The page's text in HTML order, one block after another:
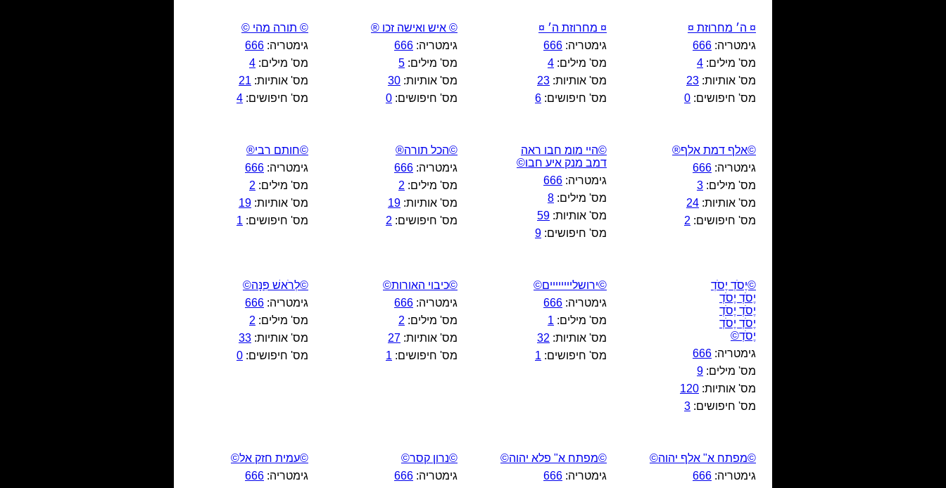
¤ ה׳ מחרוזת ¤
גימטריה: 666
מס' מילים: 4
מס' אותיות: 23
מס' חיפושים: 0
¤ מחרוזת ה׳ ¤
גימטריה: 666
מס' מילים: 4
מס' אותיות: 23
מס' חיפושים: 6
© איש ואישה זכו ®
גימטריה: 666
מס' מילים: 5
מס' אותיות: 30
מס' חיפושים: 0
© תורה מהי ©
גימטריה: 666
מס' מילים: 4
מס' אותיות: 21
מס' חיפושים: 4
©אלף דמת אלף®
גימטריה: 666
מס' מילים: 3
מס' אותיות: 24
מס' חיפושים: 2
©היי מומ חבו ראה
דמב מנק איע חבו©
גימטריה: 666
מס' מילים: 8
מס' אותיות: 59
מס' חיפושים: 9
©הכל תורה®
גימטריה: 666
מס' מילים: 2
מס' אותיות: 19
מס' חיפושים: 2
©חותם רבי®
גימטריה: 666
מס' מילים: 2
מס' אותיות: 19
מס' חיפושים: 1
©יֶסֹדְ יֶסֹדְ
יֶסֹדְ יֶסֹדְ
יֶסֹדְ יֶסֹדְ
יֶסֹדְ יֶסֹדְ
יֶסֹדְ©
גימטריה: 666
מס' מילים: 9
מס' אותיות: 120
מס' חיפושים: 3
©ירושליייייייים©
גימטריה: 666
מס' מילים: 1
מס' אותיות: 32
מס' חיפושים: 1
©כיבוי האורות©
גימטריה: 666
מס' מילים: 2
מס' אותיות: 27
מס' חיפושים: 1
©לְרֹאשׁ פִּנָּה©
גימטריה: 666
מס' מילים: 2
מס' אותיות: 33
מס' חיפושים: 0
©מפתח א" אלף יהוה©
גימטריה: 666
©מפתח א" פלא יהוה©
גימטריה: 666
©נרון קסר©
גימטריה: 666
©עמית חזק אל©
גימטריה: 666